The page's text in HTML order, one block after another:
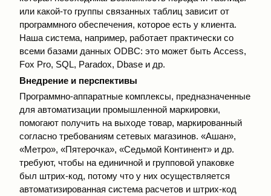
или какой-то группы связанных таблиц зависит от
программного обеспечения, которое есть у клиента.
Наша система, например, работает практически со
всеми базами данных ODBC: это может быть Access,
Fox Pro, SQL, Paradox, Dbase и др.
Внедрение и перспективы
Программно-аппаратные комплексы, предназначенные
для автоматизации промышленной маркировки,
помогают получить на выходе товар, маркированный
согласно требованиям сетевых магазинов. «Ашан»,
«Метро», «Пятерочка», «Седьмой Континент» и др.
требуют, чтобы на единичной и групповой упаковке
был штрих-код, потому что у них осуществляется
автоматизированная система расчетов и штрих-код